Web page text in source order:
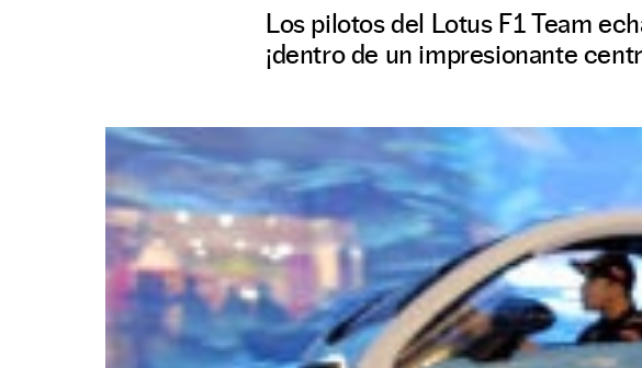
Los pilotos del Lotus F1 Team
¡dentro de un impresionante